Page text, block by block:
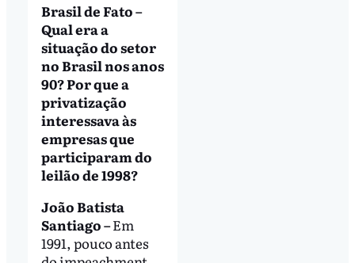
Brasil de Fato –
Qual era a
situação do setor
no Brasil nos anos
90? Por que a
privatização
interessava às
empresas que
participaram do
leilão de 1998?
João Batista
Santiago –Em
1991, pouco antes